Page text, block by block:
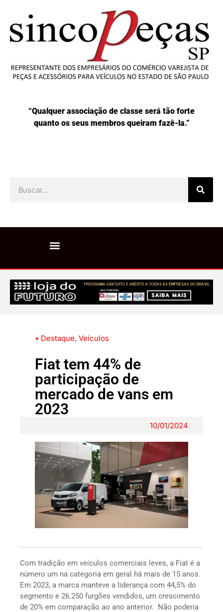
“Qualquer associação de classe será tão forte
quanto os seus membros queiram fazê-la.”
• Destaque, Veículos
Fiat tem 44% de
participação de
mercado de vans em
2023
10/01/2024
Com tradição em veículos comerciais leves, a Fiat é a
número um na categoria em geral há mais de 15 anos.
Em 2023, a marca manteve a liderança com 44,5% do
segmento e 26.250 furgões vendidos, um crescimento
de 20% em comparação ao ano anterior. Não poderia